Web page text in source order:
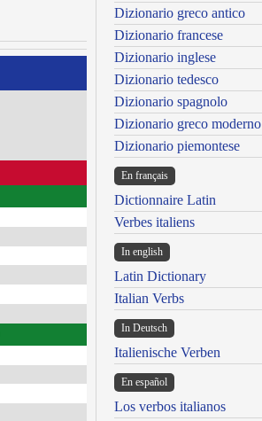
Dizionario greco antico
Dizionario francese
Dizionario inglese
Dizionario tedesco
Dizionario spagnolo
Dizionario greco moderno
Dizionario piemontese
En français
Dictionnaire Latin
Verbes italiens
In english
Latin Dictionary
Italian Verbs
In Deutsch
Italienische Verben
En español
Los verbos italianos